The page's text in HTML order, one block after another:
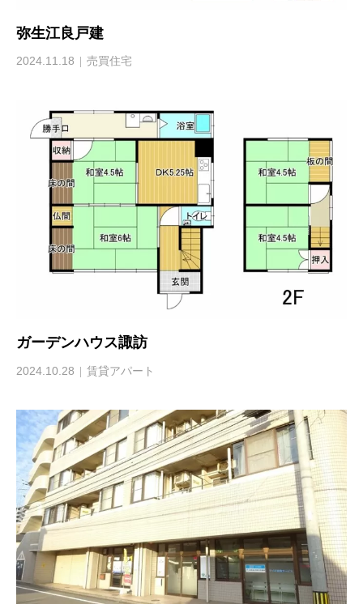
弥生江良戸建
2024.11.18 売買住宅
ガーデンハウス諏訪
2024.10.28 賃貸アパート